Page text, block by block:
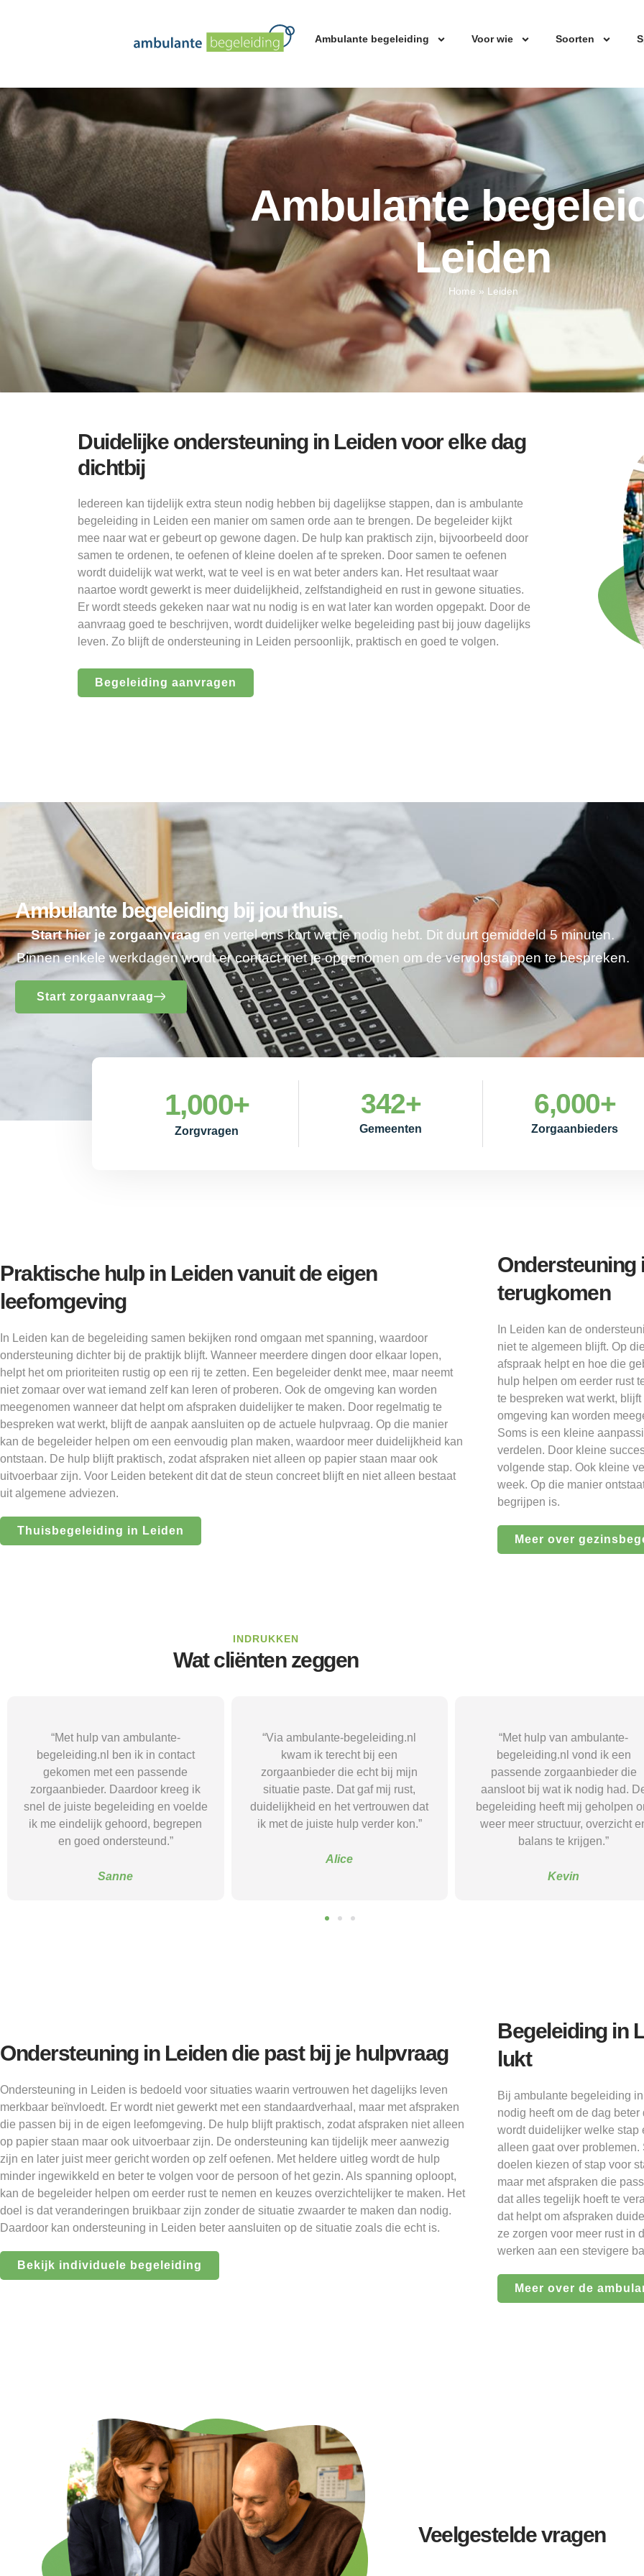
Ambulante begeleiding Voor wie Soorten
Ambulante
Leiden
Home » Leiden
Duidelijke ondersteuning in Leiden voor elke dag
dichtbij
Iedereen kan tijdelijk extra steun nodig hebben bij dagelijkse stappen, dan is ambulante
begeleiding in Leiden een manier om samen orde aan te brengen. De begeleider kijkt
mee naar wat er gebeurt op gewone dagen. De hulp kan praktisch zijn, bijvoorbeeld door
samen te ordenen, te oefenen of kleine doelen af te spreken. Door samen te oefenen
wordt duidelijk wat werkt, wat te veel is en wat beter anders kan. Het resultaat waar
naartoe wordt gewerkt is meer duidelijkheid, zelfstandigheid en rust in gewone situaties.
Er wordt steeds gekeken naar wat nu nodig is en wat later kan worden opgepakt. Door de
aanvraag goed te beschrijven, wordt duidelijker welke begeleiding past bij jouw dagelijks
leven. Zo blijft de ondersteuning in Leiden persoonlijk, praktisch en goed te volgen.
Begeleiding aanvragen
Ambulante begeleiding bij jou thuis.
Start hier je zorgaanvraagen vertel ons kort wat je nodig hebt. Dit duurt gemiddeld 5 minuten.
Binnen enkele werkdagen wordt er contact met je opgenomen om de vervolgstappen te bespreken.
Start zorgaanvraag
Zorgvragen
1,000+
Gemeenten
342+
Zorgaanbieders
6,000+
Praktische hulp in Leiden vanuit de eigen
leefomgeving
In Leiden kan de begeleiding samen bekijken rond omgaan met spanning, waardoor
ondersteuning dichter bij de praktijk blijft. Wanneer meerdere dingen door elkaar lopen,
helpt het om prioriteiten rustig op een rij te zetten. Een begeleider denkt mee, maar neemt
niet zomaar over wat iemand zelf kan leren of proberen. Ook de omgeving kan worden
meegenomen wanneer dat helpt om afspraken duidelijker te maken. Door regelmatig te
bespreken wat werkt, blijft de aanpak aansluiten op de actuele hulpvraag. Op die manier
kan de begeleider helpen om een eenvoudig plan maken, waardoor meer duidelijkheid kan
ontstaan. De hulp blijft praktisch, zodat afspraken niet alleen op papier staan maar ook
uitvoerbaar zijn. Voor Leiden betekent dit dat de steun concreet blijft en niet alleen bestaat
uit algemene adviezen.
Thuisbegeleiding in Leiden
Ondersteuning
terugkomen
In Leiden kan de
niet te algemeen blijft. Op
afspraak helpt en hoe die
hulp helpen om eerder rust
te bespreken wat werkt,
omgeving kan worden
Soms is een kleine
verdelen. Door kleine
volgende stap. Ook kleine
week. Op die manier
begrijpen is.
Meer over
INDRUKKEN
Wat cliënten zeggen
“Via ambulante-begeleiding.nl
kwam ik terecht bij een
zorgaanbieder die echt bij mijn
situatie paste. Dat gaf mij rust,
duidelijkheid en het vertrouwen dat
ik met de juiste hulp verder kon.”
“Met hulp van ambulante-
begeleiding.nl vond ik een
passende zorgaanbieder die
aansloot bij wat ik nodig had. De
begeleiding heeft mij geholpen om
weer meer structuur, overzicht en
“Met hulp van ambulante-
begeleiding.nl ben ik in contact
gekomen met een passende
zorgaanbieder. Daardoor kreeg
snel de juiste begeleiding en
ik me eindelijk gehoord,
en goed ondersteund.”
Sanne
Ondersteuning in Leiden die past bij je hulpvraag
Ondersteuning in Leiden is bedoeld voor situaties waarin vertrouwen het dagelijks leven
merkbaar beïnvloedt. Er wordt niet gewerkt met een standaardverhaal, maar met afspraken
die passen bij in de eigen leefomgeving. De hulp blijft praktisch, zodat afspraken niet alleen
op papier staan maar ook uitvoerbaar zijn. De ondersteuning kan tijdelijk meer aanwezig
zijn en later juist meer gericht worden op zelf oefenen. Met heldere uitleg wordt de hulp
minder ingewikkeld en beter te volgen voor de persoon of het gezin. Als spanning oploopt,
kan de begeleider helpen om eerder rust te nemen en keuzes overzichtelijker te maken. Het
doel is dat veranderingen bruikbaar zijn zonder de situatie zwaarder te maken dan nodig.
Daardoor kan ondersteuning in Leiden beter aansluiten op de situatie zoals die echt is.
Bekijk individuele begeleiding
Begeleiding in
lukt
Bij ambulante begeleiding
nodig heeft om de dag
wordt duidelijker welke stap
alleen gaat over
doelen kiezen of stap voor
maar met afspraken die
dat alles tegelijk hoeft te
dat helpt om afspraken
ze zorgen voor meer rust in
werken aan een stevigere
Meer over de
Veelgestelde vragen